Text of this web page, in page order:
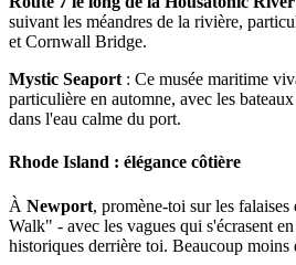
suivant les méandres de la rivière,
et Cornwall Bridge.
Mystic Seaport : Ce musée maritime
particulière en automne, avec les
dans l'eau calme du port.
Rhode Island : élégance côtière
À Newport, promène-toi sur les
Walk" - avec les vagues qui s'écrasent
historiques derrière toi. Beaucoup moins